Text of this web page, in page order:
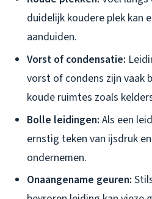
duidelijk koudere plek kan
aanduiden.
Vorst of condensatie:
vorst of condens zijn vaak
koude ruimtes zoals
Bolle leidingen: Als een
ernstig teken van ijsdruk
ondernemen.
Onaangename geuren: